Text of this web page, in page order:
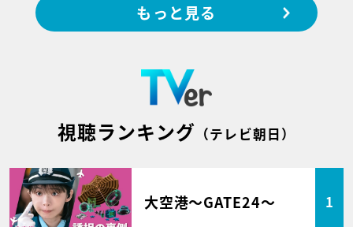
もっと見る
視聴ランキング （テレビ朝日）
大空港～GATE24～ 1